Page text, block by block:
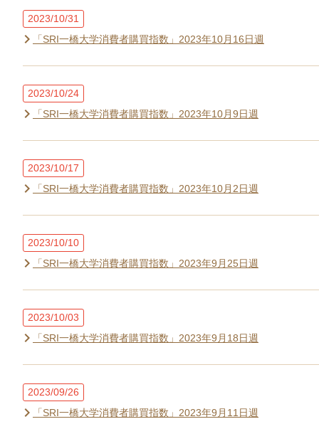
2023/10/31
「SRI一橋大学消費者購買指数」2023年10月16日週
2023/10/24
「SRI一橋大学消費者購買指数」2023年10月9日週
2023/10/17
「SRI一橋大学消費者購買指数」2023年10月2日週
2023/10/10
「SRI一橋大学消費者購買指数」2023年9月25日週
2023/10/03
「SRI一橋大学消費者購買指数」2023年9月18日週
2023/09/26
「SRI一橋大学消費者購買指数」2023年9月11日週